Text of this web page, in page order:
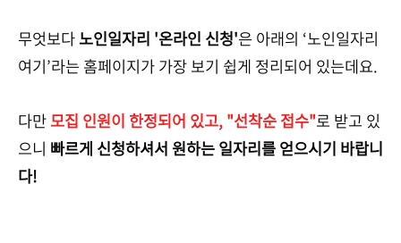
무엇보다노인일자리 '온라인 신청'은 아래의 ‘노인일자리
여기’라는 홈페이지가 가장 보기 쉽게 정리되어 있는데요.
다만모집 인원이 한정되어 있고, "선착순 접수"로 받고 있
으니 빠르게 신청하셔서 원하는 일자리를 얻으시기 바랍니
다!